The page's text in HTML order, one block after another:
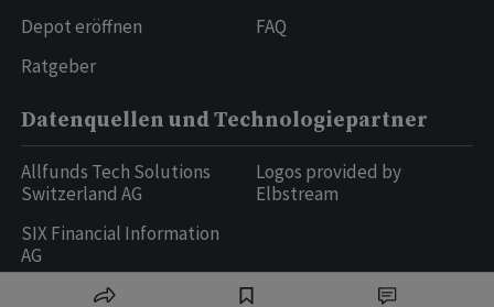
Depot eröffnen
Ratgeber
FAQ
Datenquellen und Technologiepartner
Allfunds Tech Solutions
Switzerland AG
SIX Financial Information
AG
Logos provided by
Elbstream